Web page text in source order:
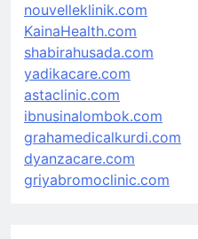
nouvelleklinik.com
KainaHealth.com
shabirahusada.com
yadikacare.com
astaclinic.com
ibnusinalombok.com
grahamedicalkurdi.com
dyanzacare.com
griyabromoclinic.com